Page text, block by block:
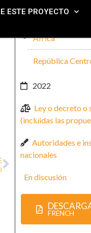
ESTE PROYECTO
Africa
República
2022
Ley o decreto o
(incluidas las
Autoridades e
nacionales
En discusión
FRENCH